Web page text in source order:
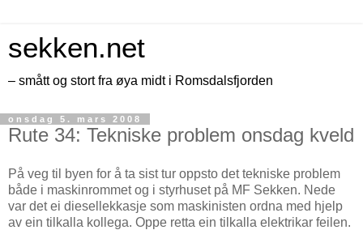
sekken.net
– smått og stort fra øya midt i Romsdalsfjorden
onsdag 5. mars 2008
Rute 34: Tekniske problem onsdag kveld
På veg til byen for å ta sist tur oppsto det tekniske problem
både i maskinrommet og i styrhuset på MF Sekken. Nede
var det ei diesellekkasje som maskinisten ordna med hjelp
av ein tilkalla kollega. Oppe retta ein tilkalla elektrikar feilen.